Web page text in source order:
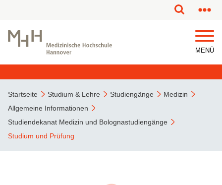
MENÜ
Startseite Studium & Lehre Studiengänge
Medizin
Allgemeine Informationen
Studiendekanat Medizin und Bolognastudiengänge
Studium und Prüfung